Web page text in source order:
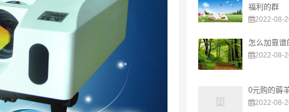
福利的群
2022-08-
怎么加靠
2022-08-
0元购的薅
2022-08-